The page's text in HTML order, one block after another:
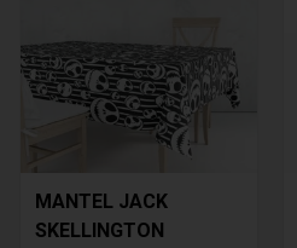
MANTEL JACK
SKELLINGTON